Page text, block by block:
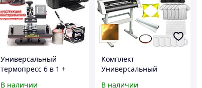
Универсальный
термопресс 6 в 1 +
В наличии
Комплект
Универсальный
В наличии